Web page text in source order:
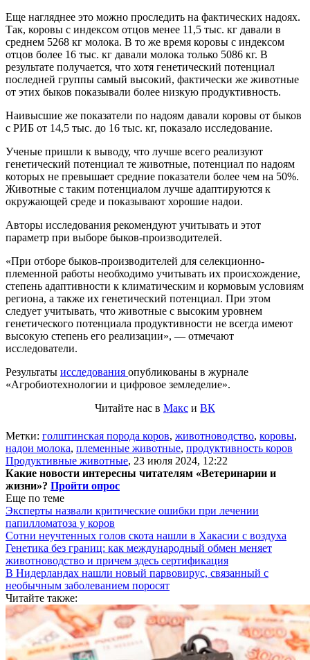
Еще нагляднее это можно проследить на фактических надоях.
Так, коровы с индексом отцов менее 11,5 тыс. кг давали в
среднем 5268 кг молока. В то же время коровы с индексом
отцов более 16 тыс. кг давали молока только 5086 кг. В
результате получается, что хотя генетический потенциал
последней группы самый высокий, фактически же животные
от этих быков показывали более низкую продуктивность.
Наивысшие же показатели по надоям давали коровы от быков
с РИБ от 14,5 тыс. до 16 тыс. кг, показало исследование.
Ученые пришли к выводу, что лучше всего реализуют
генетический потенциал те животные, потенциал по надоям
которых не превышает средние показатели более чем на 50%.
Животные с таким потенциалом лучше адаптируются к
окружающей среде и показывают хорошие надои.
Авторы исследования рекомендуют учитывать и этот
параметр при выборе быков-производителей.
«При отборе быков-производителей для селекционно-
племенной работы необходимо учитывать их происхождение,
степень адаптивности к климатическим и кормовым условиям
региона, а также их генетический потенциал. При этом
следует учитывать, что животные с высоким уровнем
генетического потенциала продуктивности не всегда имеют
высокую степень его реализации», — отмечают
исследователи.
Результаты исследования опубликованы в журнале
«Агробиотехнологии и цифровое земледелие».
Читайте нас в Макс и ВК
Метки: голштинская порода коров, животноводство, коровы,
надои молока, племенные животные, продуктивность коров
Продуктивные животные, 23 июля 2024, 12:22
Какие новости интересны читателям «Ветеринарии и
жизни»? Пройти опрос
Еще по теме
Эксперты назвали критические ошибки при лечении
папилломатоза у коров
Сотни неучтенных голов скота нашли в Хакасии с воздуха
Генетика без границ: как международный обмен меняет
животноводство и причем здесь сертификация
В Нидерландах нашли новый парвовирус, связанный с
необычным заболеванием поросят
Читайте также: